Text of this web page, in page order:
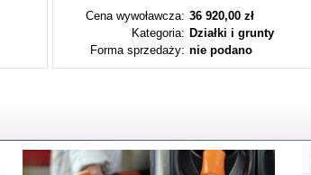
Cena wywoławcza: 36 920,00 zł
Kategoria: Działki i grunty
Forma sprzedaży: nie podano